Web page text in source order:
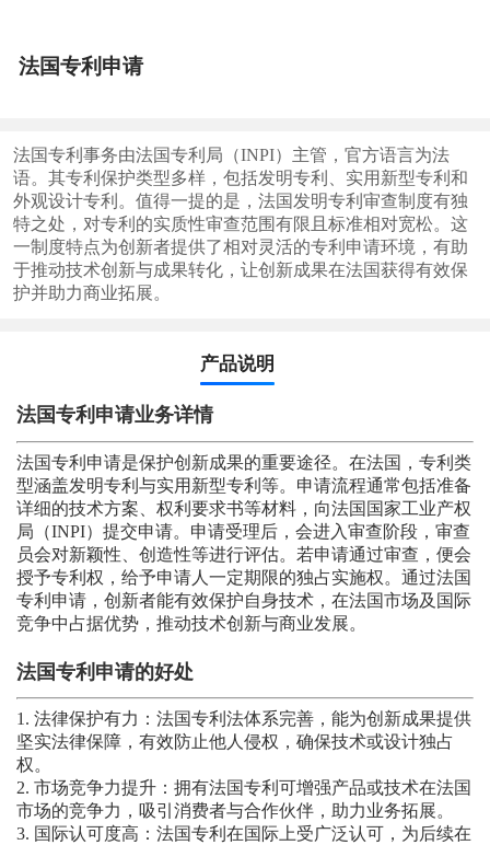
法国专利申请
法国专利事务由法国专利局（INPI）主管，官方语言为法
语。其专利保护类型多样，包括发明专利、实用新型专利和
外观设计专利。值得一提的是，法国发明专利审查制度有独
特之处，对专利的实质性审查范围有限且标准相对宽松。这
一制度特点为创新者提供了相对灵活的专利申请环境，有助
于推动技术创新与成果转化，让创新成果在法国获得有效保
护并助力商业拓展。
产品说明
法国专利申请业务详情
法国专利申请是保护创新成果的重要途径。在法国，专利类
型涵盖发明专利与实用新型专利等。申请流程通常包括准备
详细的技术方案、权利要求书等材料，向法国国家工业产权
局（INPI）提交申请。申请受理后，会进入审查阶段，审查
员会对新颖性、创造性等进行评估。若申请通过审查，便会
授予专利权，给予申请人一定期限的独占实施权。通过法国
专利申请，创新者能有效保护自身技术，在法国市场及国际
竞争中占据优势，推动技术创新与商业发展。
法国专利申请的好处
1. 法律保护有力：法国专利法体系完善，能为创新成果提供
坚实法律保障，有效防止他人侵权，确保技术或设计独占
权。
2. 市场竞争力提升：拥有法国专利可增强产品或技术在法国
市场的竞争力，吸引消费者与合作伙伴，助力业务拓展。
3. 国际认可度高：法国专利在国际上受广泛认可，为后续在